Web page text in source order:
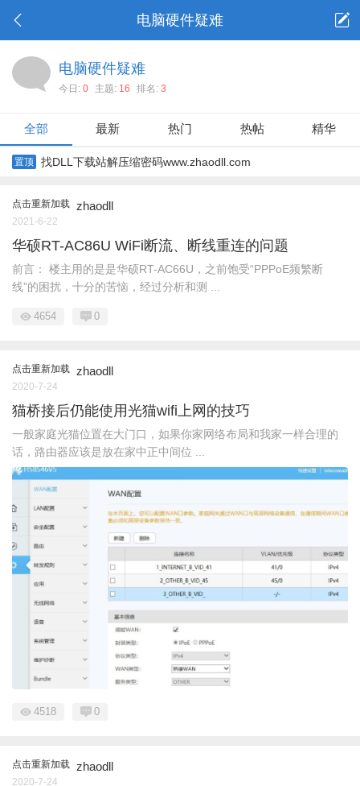
电脑硬件疑难
电脑硬件疑难
今日: 0 主题: 16 排名: 3
全部 最新 热门 热帖 精华
置顶 找DLL下载站解压缩密码www.zhaodll.com
点击重新加载 zhaodll
2021-6-22
华硕RT-AC86U WiFi断流、断线重连的问题
前言： 楼主用的是是华硕RT-AC66U，之前饱受“PPPoE频繁断
线”的困扰，十分的苦恼，经过分析和测 ...
4654 0
点击重新加载 zhaodll
2020-7-24
猫桥接后仍能使用光猫wifi上网的技巧
一般家庭光猫位置在大门口，如果你家网络布局和我家一样合理的
话，路由器应该是放在家中正中间位 ...
4518 0
点击重新加载 zhaodll
2020-7-24